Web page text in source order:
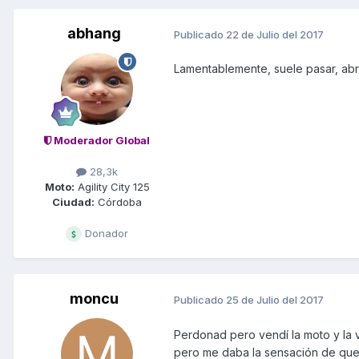
abhang
Moderador Global
28,3k
Moto: Agility City 125
Ciudad: Córdoba
Donador
Publicado 22 de Julio del 2017
Lamentablemente, suele pasar,
moncu Publicado 25 de Julio del 2017
Perdonad pero vendí la moto y la
pero me daba la sensación de